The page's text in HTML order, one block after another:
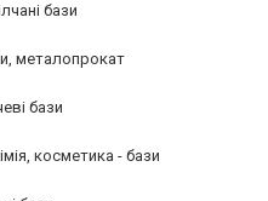
бази
металопрокат
бази
косметика - бази